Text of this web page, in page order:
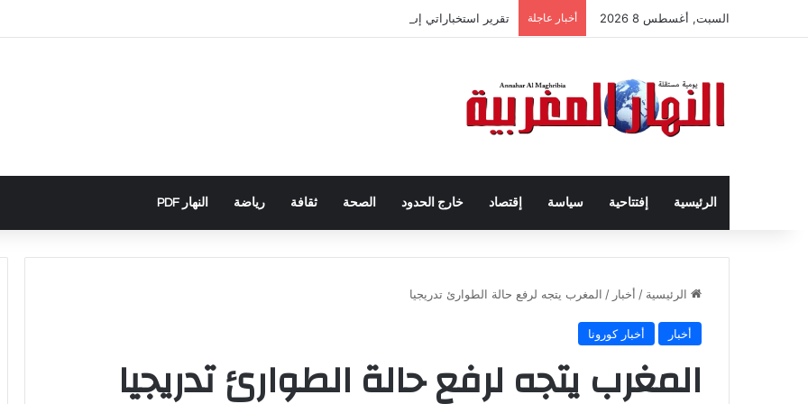
السبت, أغسطس 8 2026 أخبار عاجلة تقرير استخباراتي إسباني يكشف تورط حملة رقمية جزائرية في أحداث سبتة
الرئيسية إفتتاحية سياسة إقتصاد خارج الحدود الصحة ثقافة رياضة النهار PDF
الرئيسية / أخبار / المغرب يتجه لرفع حالة الطوارئ تدريجيا
أخبار أخبار كورونا
المغرب يتجه لرفع حالة الطوارئ تدريجيا